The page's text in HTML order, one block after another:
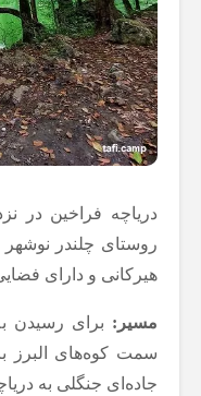
دریاچه فراخین در
روستای چلندر
هیرکانی و دارای
مسیر: برای رسیدن
جاده‌ای جنگلی به